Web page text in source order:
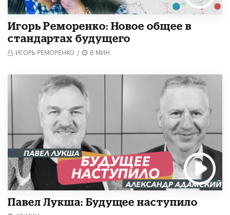
Игорь Реморенко: Новое общее в
стандартах будущего
ИГОРЬ РЕМОРЕНКО / 6 МИН.
Павел Лукша: Будущее наступило